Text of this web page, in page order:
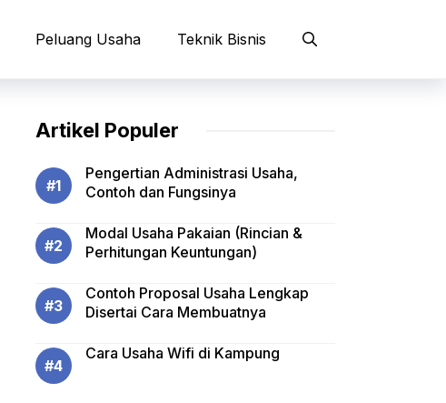
Peluang Usaha Teknik Bisnis
Artikel Populer
Pengertian Administrasi Usaha,
Contoh dan Fungsinya
Modal Usaha Pakaian (Rincian &
Perhitungan Keuntungan)
Contoh Proposal Usaha Lengkap
Disertai Cara Membuatnya
Cara Usaha Wifi di Kampung